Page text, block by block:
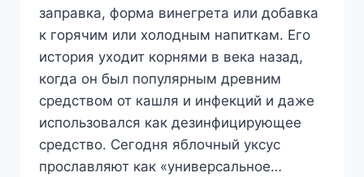
заправка, форма винегрета или добавка
к горячим или холодным напиткам. Его
история уходит корнями в века назад,
когда он был популярным древним
средством от кашля и инфекций и даже
использовался как дезинфицирующее
средство. Сегодня яблочный уксус
прославляют как «универсальное…